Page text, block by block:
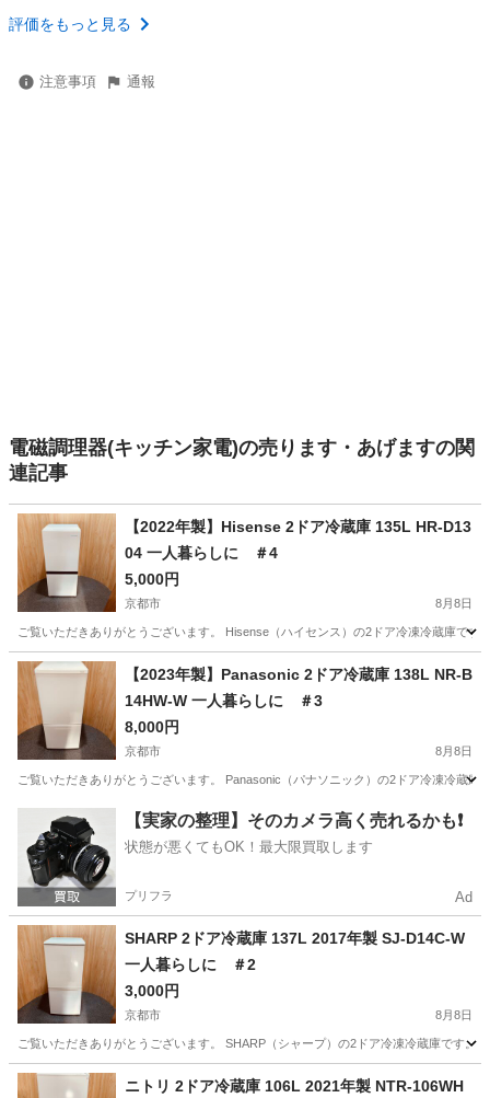
評価をもっと見る
注意事項 通報
電磁調理器(キッチン家電)の売ります・あげますの関
連記事
【2022年製】Hisense 2ドア冷蔵庫 135L HR-D13
04 一人暮らしに ＃4
5,000円
京都市 8月8日
ご覧いただきありがとうございます。 Hisense（ハイセンス）の2ドア冷凍冷蔵庫で
京都 京都市 キッチン家電
【2023年製】Panasonic 2ドア冷蔵庫 138L NR-B
14HW-W 一人暮らしに ＃3
8,000円
京都市 8月8日
ご覧いただきありがとうございます。 Panasonic（パナソニック）の2ドア冷凍冷蔵
キッチン家電 Panasonic
【実家の整理】そのカメラ高く売れるかも❗️
状態が悪くてもOK！最大限買取します
プリフラ Ad
SHARP 2ドア冷蔵庫 137L 2017年製 SJ-D14C-W
一人暮らしに ＃2
3,000円
京都市 8月8日
ご覧いただきありがとうございます。 SHARP（シャープ）の2ドア冷凍冷蔵庫です
京都 京都市 キッチン家電
ニトリ 2ドア冷蔵庫 106L 2021年製 NTR-106WH